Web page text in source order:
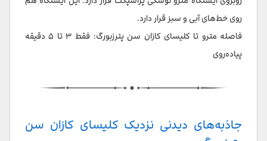
روی خط‌های آبی و سبز قرار دارد.
فاصله مترو تا کلیسای کازان سن پترزبورگ: فقط ۳ تا ۵ دقیقه
پیاده‌روی
جاذبه‌های دیدنی نزدیک کلیسای کازان سن